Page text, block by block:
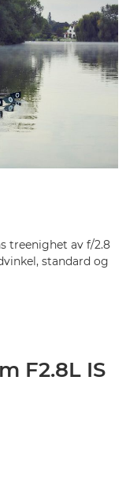
treenighet av f/2.8
standard og
F2.8L IS